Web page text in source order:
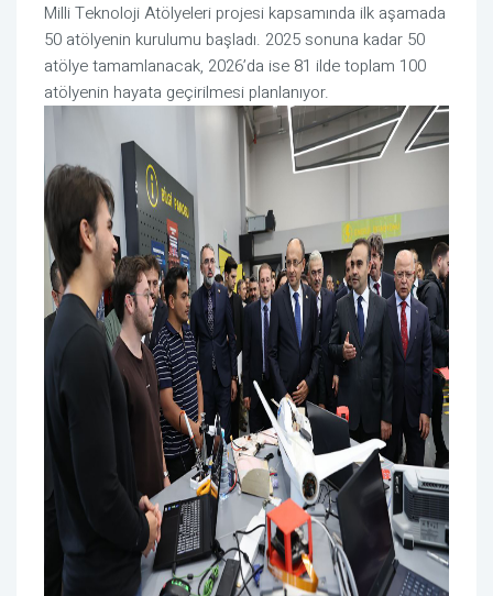
Milli Teknoloji Atölyeleri projesi kapsamında ilk aşamada
50 atölyenin kurulumu başladı. 2025 sonuna kadar 50
atölye tamamlanacak, 2026’da ise 81 ilde toplam 100
atölyenin hayata geçirilmesi planlanıyor.